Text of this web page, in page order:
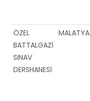
ÖZEL
BATTALGAZİ
SINAV
DERSHANESİ
MALATYA